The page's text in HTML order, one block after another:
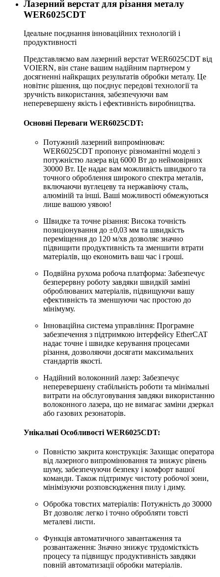
Лазерний верстат для різання металу
WER6025CDT
Ідеальне поєднання інноваційних технологій і
продуктивності
Представляємо вам лазерний верстат WER6025CDT від
VOIERN, він стане вашим надійним партнером у
досягненні найкращих результатів обробки металу. Це
новітнє рішення, що поєднує передові технології та
зручність використання, забезпечуючи вам
неперевершену якість і ефективність виробництва.
Основні Переваги WER6025CDT:
Потужний лазерний випромінювач:
WER6025CDT пропонує різноманітні моделі з
потужністю лазера від 6000 Вт до неймовірних
30000 Вт. Це надає вам можливість швидкого та
точного оброблення широкого спектра металів,
включаючи вуглецеву та нержавіючу сталь,
алюміній та інші. Ваші можливості обмежуються
лише вашою уявою!
Швидке та точне різання: Висока точність
позиціонування до ±0,03 мм та швидкість
переміщення до 120 м/хв дозволяє значно
підвищити продуктивність та зменшити втрати
матеріалів, що економить ваш час і гроші.
Подвійна рухома робоча платформа: Забезпечує
безперервну роботу завдяки швидкій заміні
оброблюваних матеріалів, підвищуючи вашу
ефективність та зменшуючи час простою до
мінімуму.
Інноваційна система управління: Програмне
забезпечення з підтримкою інтерфейсу EtherCAT
надає точне і швидке керування процесами
різання, дозволяючи досягати максимальних
стандартів якості.
Надійний волоконний лазер: Забезпечує
неперевершену стабільність роботи та мінімальні
витрати на обслуговування завдяки використанню
волоконного лазера, що не вимагає заміни дзеркал
або газових резонаторів.
Унікальні Особливості WER6025CDT:
Повністю закрита конструкція: Захищає оператора
від лазерного випромінювання та знижує рівень
шуму, забезпечуючи безпеку і комфорт вашої
команди. Також підтримує чистоту робочої зони,
мінімізуючи розповсюдження пилу і диму.
Обробка товстих матеріалів: Потужність до 30000
Вт дозволяє легко і точно обробляти товсті
металеві листи.
Функція автоматичного завантаження та
розвантаження: Значно знижує трудомісткість
процесу та підвищує продуктивність завдяки
повній автоматизації обробки матеріалів.